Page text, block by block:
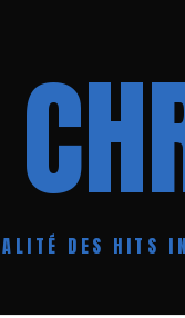
DES HITS